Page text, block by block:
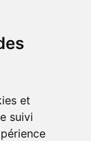
et
suivi
kitschs
Bruxelles